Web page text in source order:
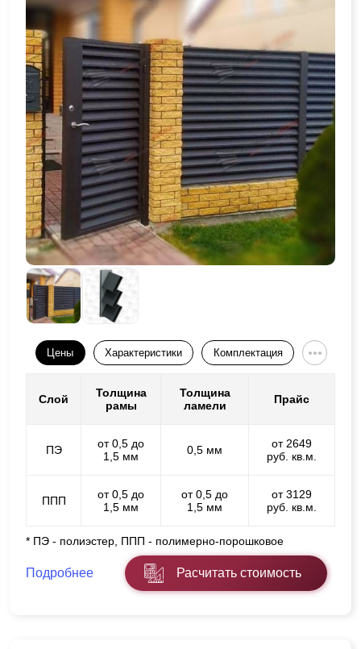
Цены Характеристики Комплектация
Слой
Толщина
рамы
Толщина
ламели
Прайс
ПЭ
от 0,5 до
1,5 мм
0,5 мм
от 2649
руб. кв.м.
ППП
от 0,5 до
1,5 мм
от 0,5 до
1,5 мм
от 3129
руб. кв.м.
* ПЭ - полиэстер, ППП - полимерно-порошковое
Подробнее Расчитать стоимость